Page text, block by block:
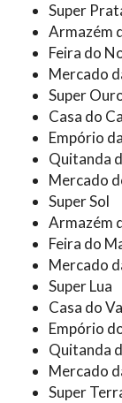
Super
Armazém
Feira do
Mercado
Super
Casa do
Empório
Quitanda
Mercado
Super Sol
Armazém
Feira do
Mercado
Super Lua
Casa do
Empório
Quitanda
Mercado
Super